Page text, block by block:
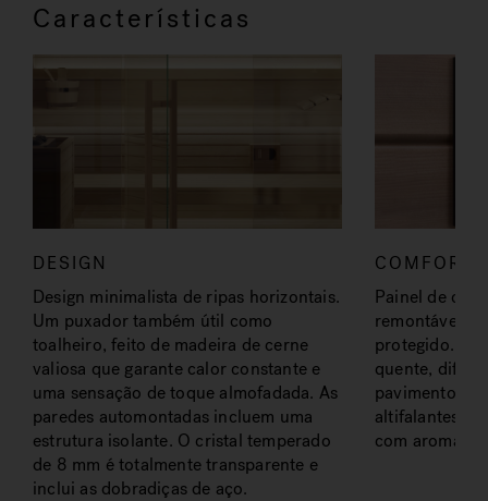
Características
DESIGN
Design minimalista de ripas horizontais.
Um puxador também útil como
toalheiro, feito de madeira de cerne
valiosa que garante calor constante e
uma sensação de toque almofadada. As
paredes automontadas incluem uma
estrutura isolante. O cristal temperado
de 8 mm é totalmente transparente e
inclui as dobradiças de aço.
COMFORT
Painel de
remontável a
protegido.
quente,
pavimento.
altifalantes
com